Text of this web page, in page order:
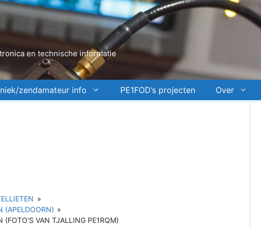
en technische informatie
zendamateur info PE1FOD’s projecten Over
»
(APELDOORN) »
(FOTO'S VAN TJALLING PE1RQM)